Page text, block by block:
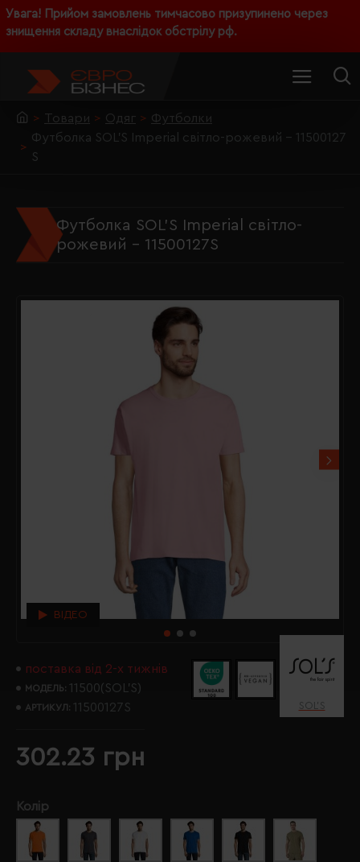
Увага! Прийом замовлень тимчасово призупинено через
знищення складу внаслідок обстрілу рф.
Товари Одяг
Футболки
Футболка SOL'S Imperial світло-рожевий - 11500127
S
Футболка SOL'S Imperial світло-
рожевий - 11500127S
ВІДЕО
поставка від 2-х тижнів
МОДЕЛЬ: 11500(SOL’S)
АРТИКУЛ: 11500127S SOL’S
302.23 грн
Колір